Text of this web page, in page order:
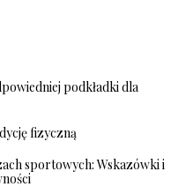
podkładki dla
fizyczną
sportowych: Wskazówki i